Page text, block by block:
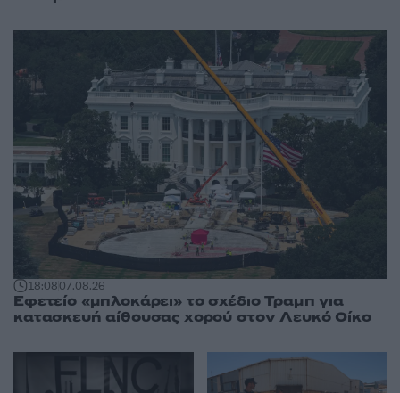
18:0807.08.26
Εφετείο «μπλοκάρει» το σχέδιο Τραμπ για
κατασκευή αίθουσας χορού στον Λευκό Οίκο